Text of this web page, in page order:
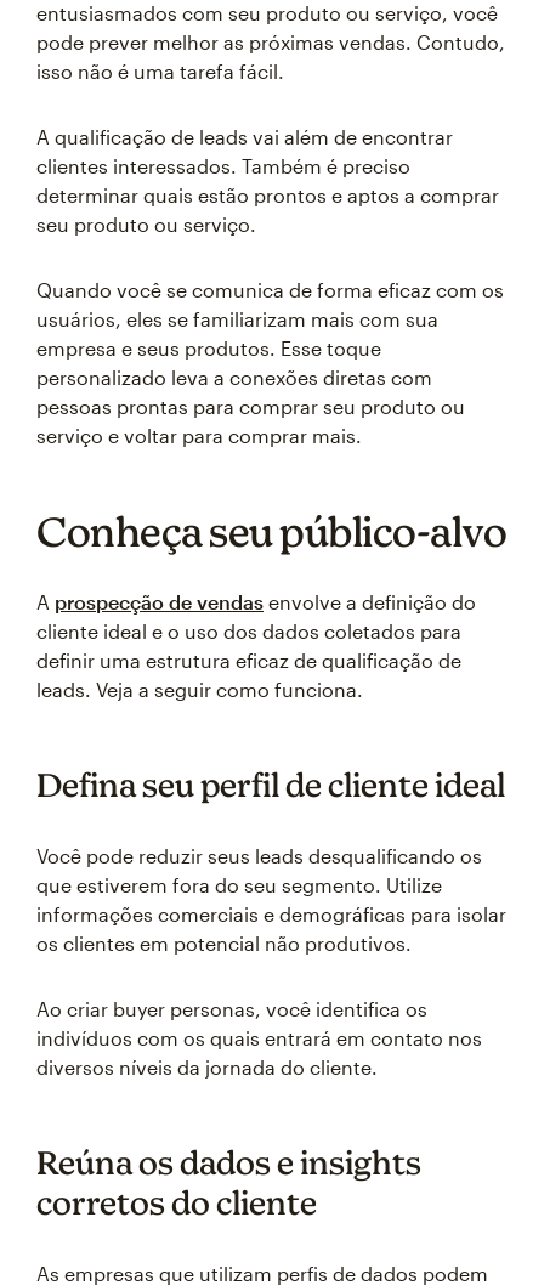
entusiasmados com seu produto ou serviço, você
pode prever melhor as próximas vendas. Contudo,
isso não é uma tarefa fácil.
A qualificação de leads vai além de encontrar
clientes interessados. Também é preciso
determinar quais estão prontos e aptos a comprar
seu produto ou serviço.
Quando você se comunica de forma eficaz com os
usuários, eles se familiarizam mais com sua
empresa e seus produtos. Esse toque
personalizado leva a conexões diretas com
pessoas prontas para comprar seu produto ou
serviço e voltar para comprar mais.
Conheça seu público-alvo
A prospecção de vendas envolve a definição do
cliente ideal e o uso dos dados coletados para
definir uma estrutura eficaz de qualificação de
leads. Veja a seguir como funciona.
Defina seu perfil de cliente ideal
Você pode reduzir seus leads desqualificando os
que estiverem fora do seu segmento. Utilize
informações comerciais e demográficas para isolar
os clientes em potencial não produtivos.
Ao criar buyer personas, você identifica os
indivíduos com os quais entrará em contato nos
diversos níveis da jornada do cliente.
Reúna os dados e insights
corretos do cliente
As empresas que utilizam perfis de dados podem